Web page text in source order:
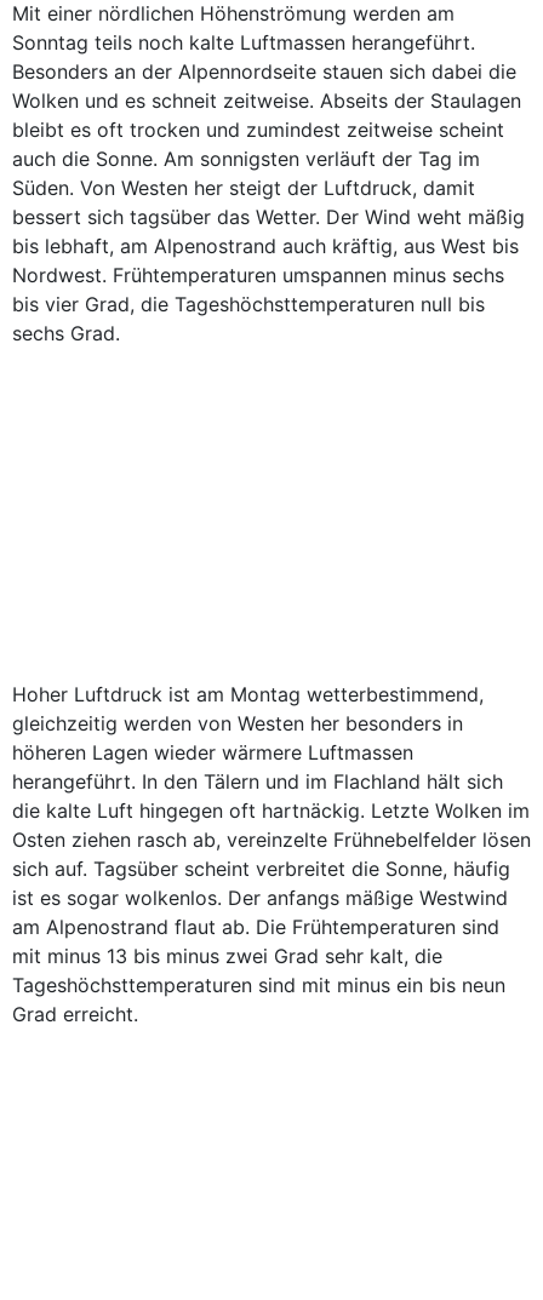
Mit einer nördlichen Höhenströmung werden am
Sonntag teils noch kalte Luftmassen herangeführt.
Besonders an der Alpennordseite stauen sich dabei die
Wolken und es schneit zeitweise. Abseits der Staulagen
bleibt es oft trocken und zumindest zeitweise scheint
auch die Sonne. Am sonnigsten verläuft der Tag im
Süden. Von Westen her steigt der Luftdruck, damit
bessert sich tagsüber das Wetter. Der Wind weht mäßig
bis lebhaft, am Alpenostrand auch kräftig, aus West bis
Nordwest. Frühtemperaturen umspannen minus sechs
bis vier Grad, die Tageshöchsttemperaturen null bis
sechs Grad.
Hoher Luftdruck ist am Montag wetterbestimmend,
gleichzeitig werden von Westen her besonders in
höheren Lagen wieder wärmere Luftmassen
herangeführt. In den Tälern und im Flachland hält sich
die kalte Luft hingegen oft hartnäckig. Letzte Wolken im
Osten ziehen rasch ab, vereinzelte Frühnebelfelder lösen
sich auf. Tagsüber scheint verbreitet die Sonne, häufig
ist es sogar wolkenlos. Der anfangs mäßige Westwind
am Alpenostrand flaut ab. Die Frühtemperaturen sind
mit minus 13 bis minus zwei Grad sehr kalt, die
Tageshöchsttemperaturen sind mit minus ein bis neun
Grad erreicht.